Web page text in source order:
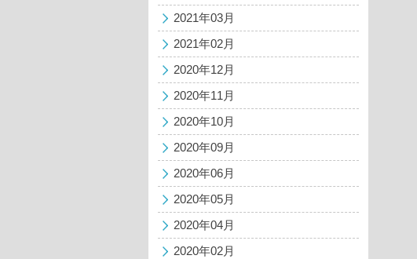
2021年03月
2021年02月
2020年12月
2020年11月
2020年10月
2020年09月
2020年06月
2020年05月
2020年04月
2020年02月